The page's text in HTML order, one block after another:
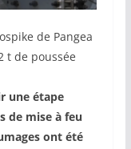
de Pangea
t de poussée
une étape
de mise à feu
ont été